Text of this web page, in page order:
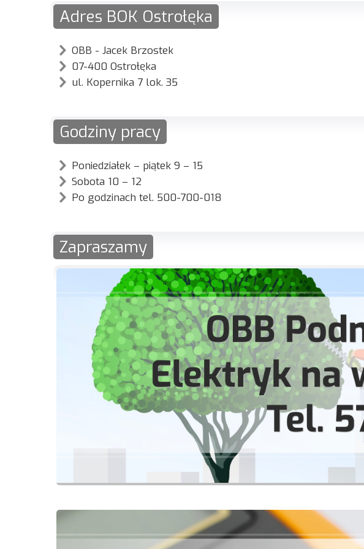
Adres BOK Ostrołęka
OBB - Jacek Brzostek
07-400 Ostrołęka
ul. Kopernika 7 lok. 35
Godziny pracy
Poniedziałek – piątek 9 – 15
Sobota 10 – 12
Po godzinach tel. 500-700-018
Zapraszamy